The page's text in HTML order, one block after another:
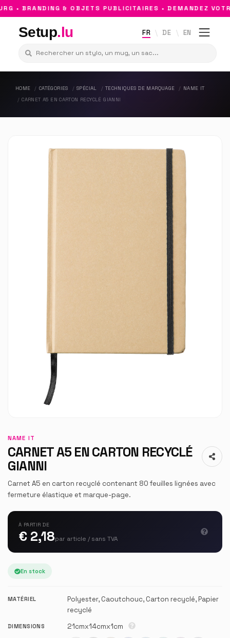
• BRANDING & OBJETS PUBLICITAIRES • DEMANDEZ
Setup.lu FR DE EN
HOME CATÉGORIES SPÉCIAL TECHNIQUES DE MARQUAGE
NAME IT
CARNET A5 EN CARTON RECYCLÉ GIANNI
NAME IT
CARNET A5 EN CARTON RECYCLÉ
GIANNI
Carnet A5 en carton recyclé contenant 80 feuilles lignées avec
fermeture élastique et marque-page.
À PARTIR DE
€ 2,18par article / sans TVA
En stock
MATÉRIEL
Polyester, Caoutchouc, Carton recyclé, Papier
recyclé
DIMENSIONS 21cmx14cmx1cm